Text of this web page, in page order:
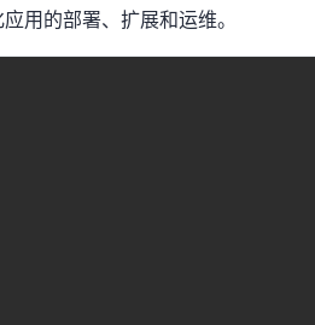
用的部署、扩展和运维。